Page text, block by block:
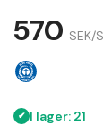
570 SEK/
I lager: 21